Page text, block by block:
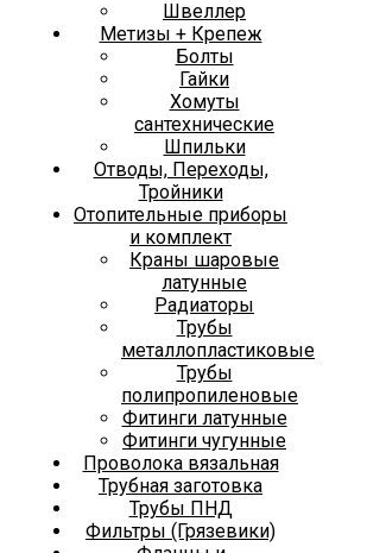
Швеллер
Метизы + Крепеж
Болты
Гайки
Хомуты
сантехнические
Шпильки
Отводы, Переходы,
Тройники
Отопительные приборы
и комплект
Краны шаровые
латунные
Радиаторы
Трубы
металлопластиковые
Трубы
полипропиленовые
Фитинги латунные
Фитинги чугунные
Проволока вязальная
Трубная заготовка
Трубы ПНД
Фильтры (Грязевики)